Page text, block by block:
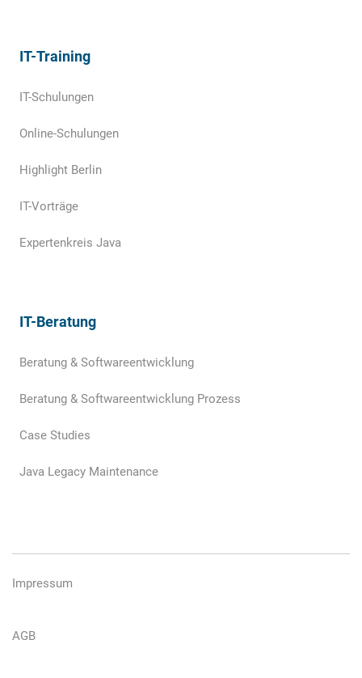
IT-Training
IT-Schulungen
Online-Schulungen
Highlight Berlin
IT-Vorträge
Expertenkreis Java
IT-Beratung
Beratung & Softwareentwicklung
Beratung & Softwareentwicklung Prozess
Case Studies
Java Legacy Maintenance
Impressum
AGB